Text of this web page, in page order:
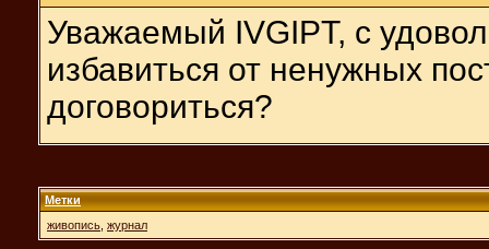
Уважаемый IVGIPT, с
избавиться от ненужных
договориться?
Метки
живопись журнал